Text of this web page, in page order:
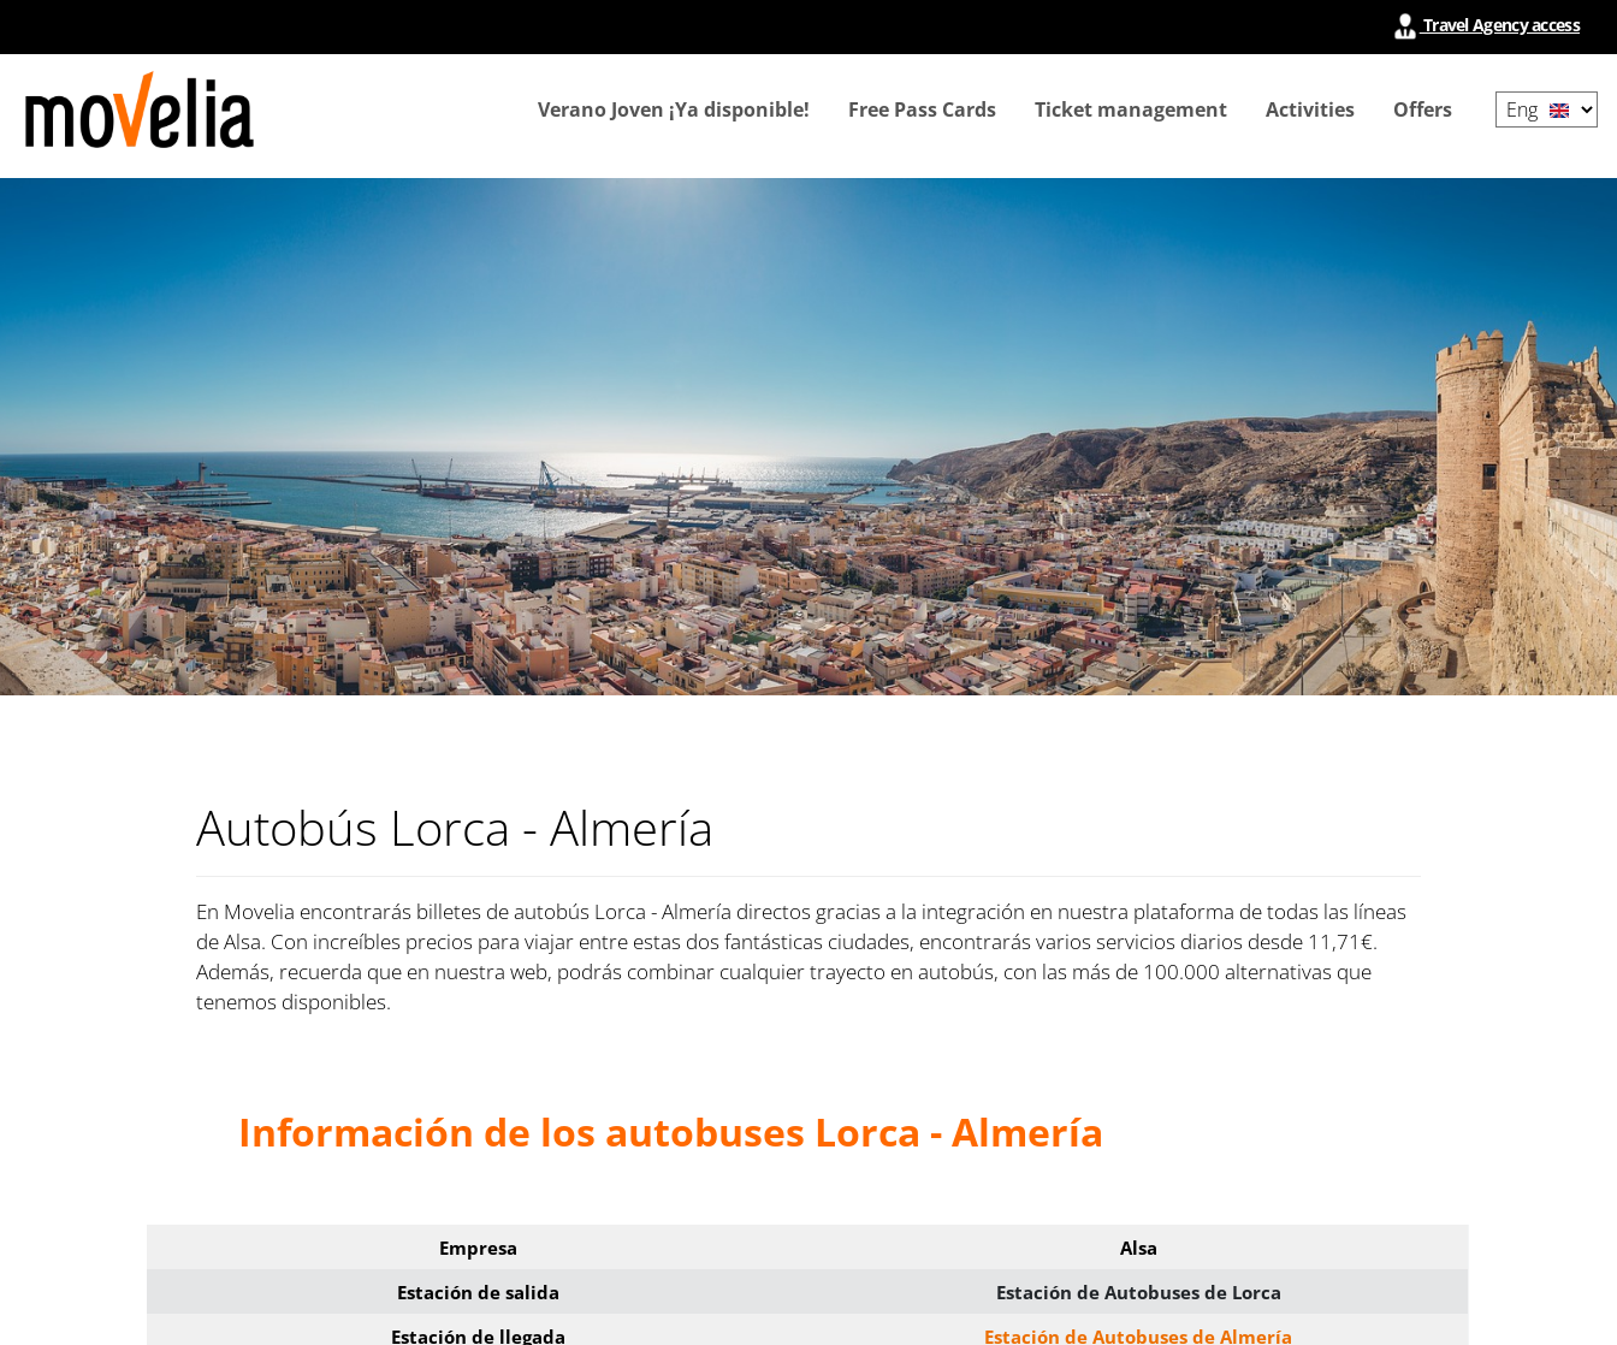
content
Travel Agency access
Verano Joven ¡Ya disponible! Free Pass Cards Ticket management Activities Offers
your
Autobús Lorca - Almería
En Movelia encontrarás billetes de autobús Lorca - Almería directos gracias a la integración en nuestra plataforma de todas las líneas
de Alsa. Con increíbles precios para viajar entre estas dos fantásticas ciudades, encontrarás varios servicios diarios desde 11,71€.
Además, recuerda que en nuestra web, podrás combinar cualquier trayecto en autobús, con las más de 100.000 alternativas que
tenemos disponibles.
Información de los autobuses Lorca - Almería
Empresa
Alsa
Estación de salida
Estación de Autobuses de Lorca
Estación de llegada
Estación de Autobuses de Almería